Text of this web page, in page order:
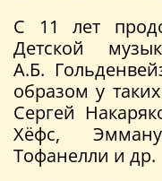
С 11 лет
Детской
А.Б.
образом у
Сергей
Хёфс,
Тофанелли и др.